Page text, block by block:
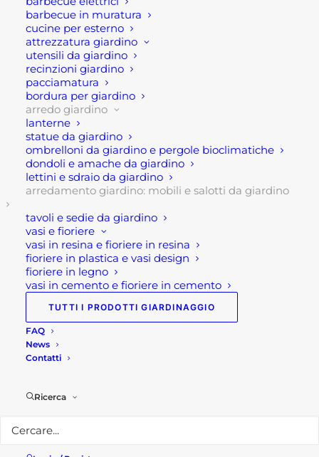
barbecue in muratura
cucine per esterno
attrezzatura giardino
utensili da giardino
recinzioni giardino
pacciamatura
bordura per giardino
arredo giardino
lanterne
statue da giardino
ombrelloni da giardino e pergole bioclimatiche
dondoli e amache da giardino
lettini e sdraio da giardino
arredamento giardino: mobili e salotti da giardino
tavoli e sedie da giardino
vasi e fioriere
vasi in resina e fioriere in resina
fioriere in plastica e vasi design
fioriere in legno
vasi in cemento e fioriere in cemento
TUTTI I PRODOTTI GIARDINAGGIO
FAQ
News
Contatti
Ricerca
E’ importante indicare che il salotto da giardino
possiede le seguenti dimensioni, divano 147x80x75
cm cm, poltrone 81x80x75 h cm e tavolino
120x60x42 cm. Pertanto, questo incantevole
salotto può ospitare fino a 4 persone sedute (2P).
Certamente la componente estetica è ricercata e
grazie alla corda, alla tonalità chiara del grigio e al
piano in vetro del tavolino viene creato un effetto
pietra che lo rende dal punto estetico
impareggiabile!
Infine, questo salotto per giardino da esterno in
corda Formentera è di buona qualità, pratico,
facile da pulire, resistente agli agenti atmosferici.
Caratteristiche tecniche:
Dimensioni: Poltrona 81x80x75 Tavolino: cm
120x60x42 Divano: cm 147x80x75
Colore: grigio chiaro
Materiale: alluminio e corda
Per maggiori informazioni